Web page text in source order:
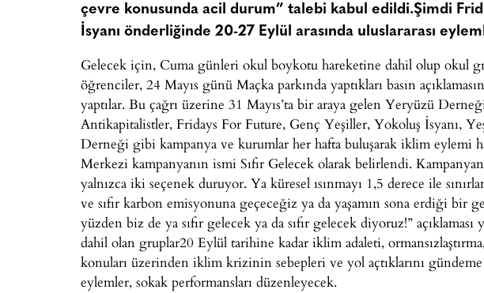
çevre konusunda acil durum” talebi kabul edildi.Şimdi
İsyanı önderliğinde 20-27 Eylül arasında uluslararası
Gelecek için, Cuma günleri okul boykotu hareketine dahil olup okul
öğrenciler, 24 Mayıs günü Maçka parkında yaptıkları basın
yaptılar. Bu çağrı üzerine 31 Mayıs’ta bir araya gelen Yeryüzü
Antikapitalistler, Fridays For Future, Genç Yeşiller, Yokoluş İsyanı,
Derneği gibi kampanya ve kurumlar her hafta buluşarak iklim eylemi
Merkezi kampanyanın ismi Sıfır Gelecek olarak belirlendi.
yalnızca iki seçenek duruyor. Ya küresel ısınmayı 1,5 derece ile
ve sıfır karbon emisyonuna geçeceğiz ya da yaşamın sona erdiği bir
yüzden biz de ya sıfır gelecek ya da sıfır gelecek diyoruz!” açıklaması
dahil olan gruplar20 Eylül tarihine kadar iklim adaleti,
konuları üzerinden iklim krizinin sebepleri ve yol açtıklarını
eylemler, sokak performansları düzenleyecek.